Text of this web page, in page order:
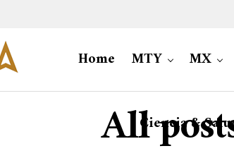
Home MTY MX
Ciencia &
All